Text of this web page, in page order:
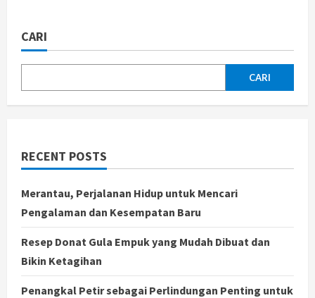
MK:
Hukum
dalam
CARI
CARI
RECENT POSTS
Merantau, Perjalanan Hidup untuk Mencari
Pengalaman dan Kesempatan Baru
Resep Donat Gula Empuk yang Mudah Dibuat dan
Bikin Ketagihan
Penangkal Petir sebagai Perlindungan Penting untuk